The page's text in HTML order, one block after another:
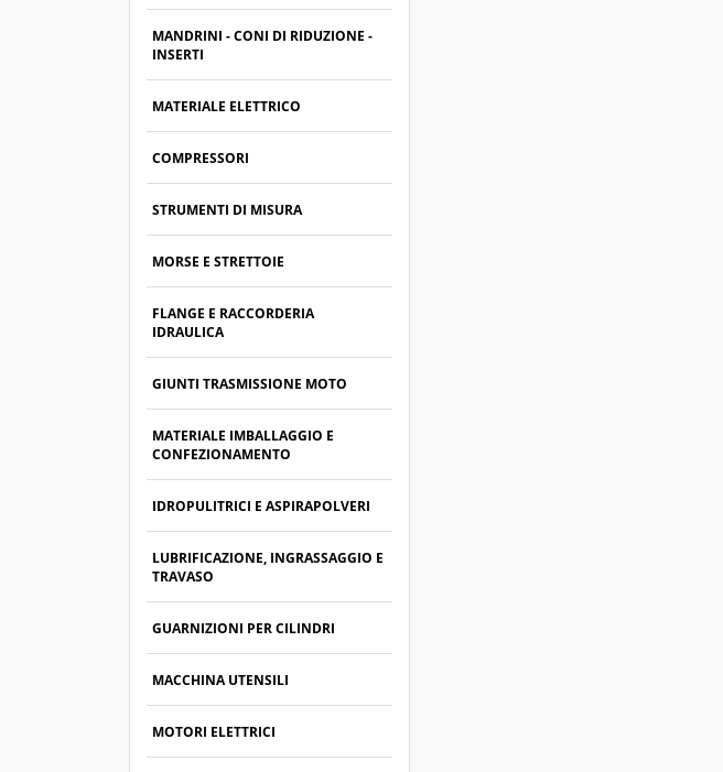
MANDRINI - CONI DI RIDUZIONE -
INSERTI
MATERIALE ELETTRICO
COMPRESSORI
STRUMENTI DI MISURA
MORSE E STRETTOIE
FLANGE E RACCORDERIA
IDRAULICA
GIUNTI TRASMISSIONE MOTO
MATERIALE IMBALLAGGIO E
CONFEZIONAMENTO
IDROPULITRICI E ASPIRAPOLVERI
LUBRIFICAZIONE, INGRASSAGGIO E
TRAVASO
GUARNIZIONI PER CILINDRI
MACCHINA UTENSILI
MOTORI ELETTRICI